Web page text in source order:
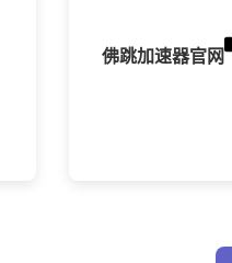
佛跳加速器官网